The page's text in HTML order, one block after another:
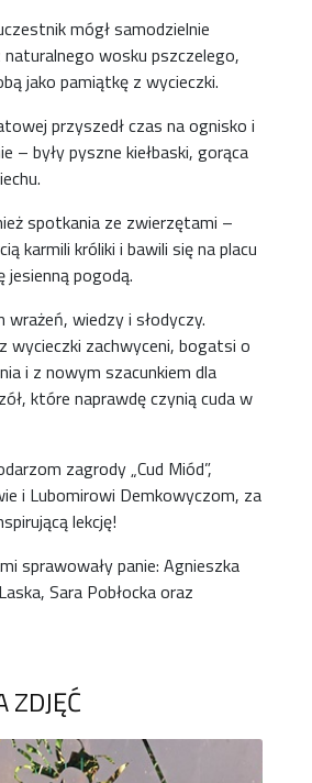
mógł samodzielnie
wosku pszczelego,
jako pamiątkę z wycieczki.
przyszedł czas na ognisko i
– były pyszne kiełbaski, gorąca
spotkania ze zwierzętami –
karmili króliki i bawili się na placu
jesienną pogodą.
wrażeń, wiedzy i słodyczy.
wycieczki zachwyceni, bogatsi o
i z nowym szacunkiem dla
które naprawdę czynią cuda w
zagrody „Cud Miód”,
i Lubomirowi Demkowyczom, za
lekcję!
sprawowały panie: Agnieszka
Sara Pobłocka oraz
ZDJĘĆ